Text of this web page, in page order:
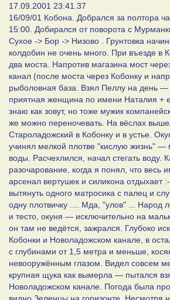
17.09.2001 23:41.37
16/09/01 Кобона. Добрался за полтора
15:00. Добирался от поворота с
Сухое -> Бор -> Низово . Грунтовка
колдобин не очень много. При въезде в
два моста. Напротив магазина мост
канал (после моста через Кобонку и
рыболовная база. Взял Пеллу на день —
приятная женщина по имени Наталия +
знаю как зовут, но тоже мужик
же можно переночевать. На вёслах
Староладожский в Кобонку и в устье.
учинял мелкой плотве "кислую жизнь" —
воды. Расчехлился, начал стегать воду.
разочарование, когда я понял, что
арсенал вертушек и силикона отдыхает
вытянуть одного матросика с палец и
одну плотвичку .... Мда, "улов" ... Народ
и тесто, окуня — исключительно на
он там не ведётся, зажрался. Глубоко
Кобонки и Новоладожском канале, в
с глубинами от 1,5 метра и меньше,
невооружённым глазом. Видел совсем
крупная щука как вымерла — пытался
Новоладожском канале. Погода была
видно Зеленцы на горизонте. Несмотря